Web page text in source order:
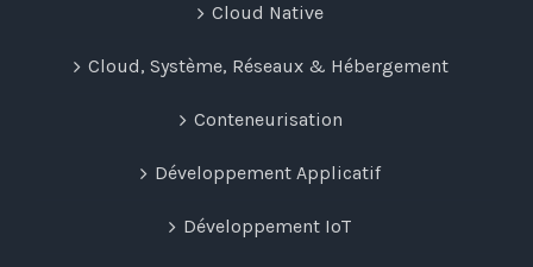
Cloud Native
Cloud, Système, Réseaux & Hébergement
Conteneurisation
Développement Applicatif
Développement IoT